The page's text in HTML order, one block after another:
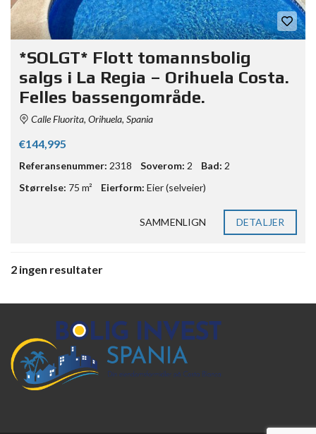
*SOLGT* Flott tomannsbolig
salgs i La Regia – Orihuela Costa.
Felles bassengområde.
Calle Fluorita, Orihuela, Spania
€144,995
Referansenummer: 2318 Soverom: 2 Bad: 2
Størrelse: 75 m² Eierform: Eier (selveier)
SAMMENLIGN DETALJER
2 ingen resultater